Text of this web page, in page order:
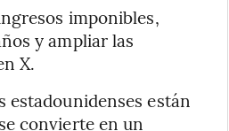
imponibles,
y ampliar las
X.
estadounidenses están
convierte en un